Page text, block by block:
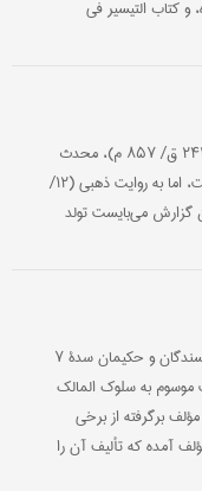
کرده، و کتاب التیسیر فی
اِبْنِ‌اَبی‌عُمَر، ابو‌عبدالله محمد بن یحیى عدنی (د ۲۴۳ ‌ق/ ۸۵۷ م)، محدث
مکی. گزارشی دربارۀ تاریخ ولادت او در دست نیست، اما به روایت ذهبی (۱۲/
این گزارش می‌بایست تولد
اِبْنِ‌اَبی‌الرَّبیع، شهاب‌الدین احمد بن محمد، از نویسندگان و حکیمان سدۀ ۷
موسوم به سلوک المالک
برگرفته از برخی
آمده که تألیف آن را